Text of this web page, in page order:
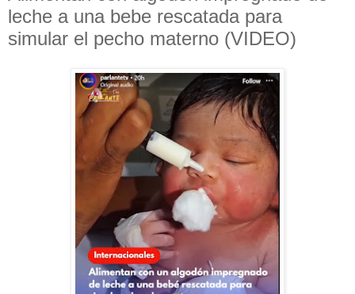
leche a una bebe rescatada para
simular el pecho materno (VIDEO)